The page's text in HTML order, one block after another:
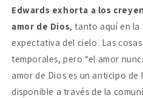
Edwards exhorta a los
amor de Dios, tanto aquí en la
expectativa del cielo. Las
temporales, pero “el amor
amor de Dios es un anticipo
disponible a través de la